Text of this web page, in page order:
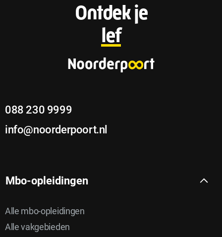
F
o
o
Ontdek je
lef
088 230 9999
info@noorderpoort.nl
Mbo-opleidingen
Alle mbo-opleidingen
Alle vakgebieden